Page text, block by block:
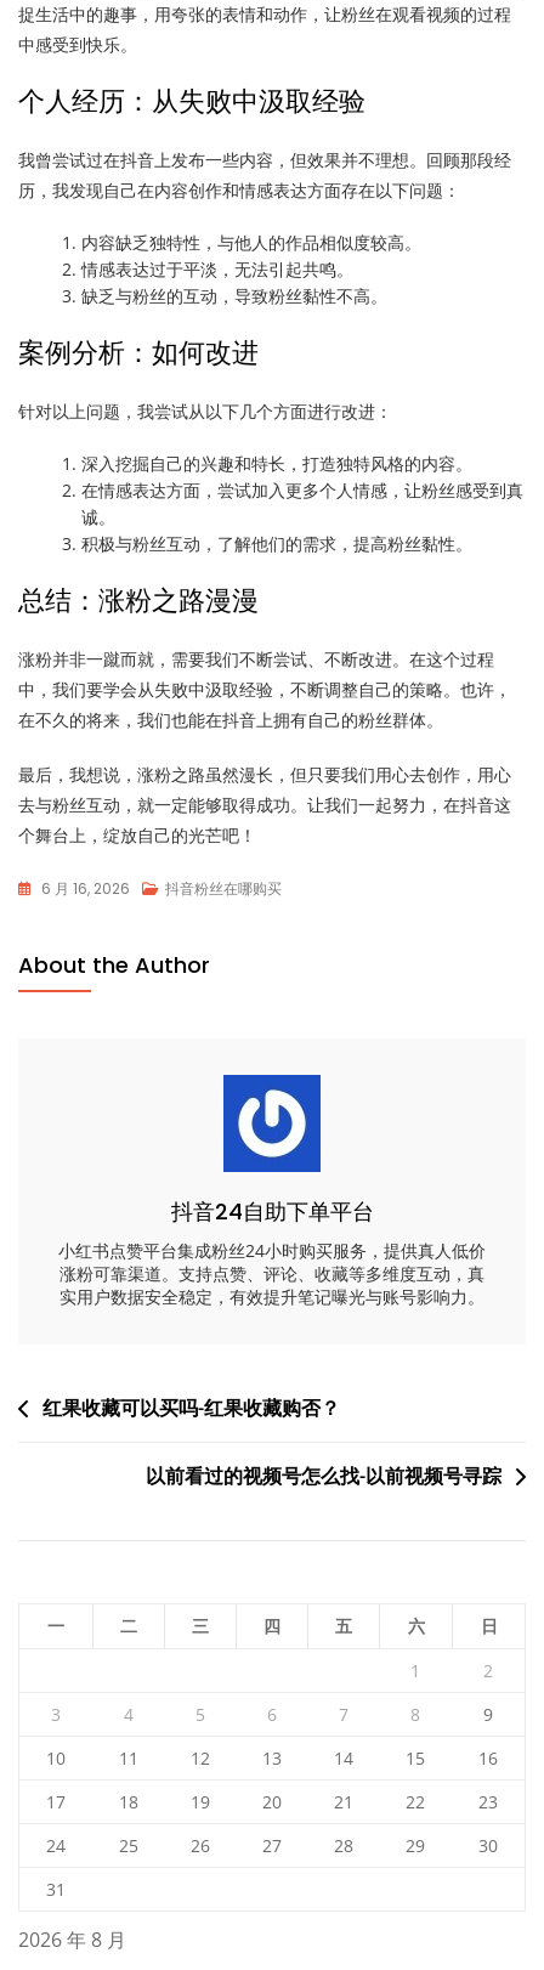
捉生活中的趣事，用夸张的表情和动作，让粉丝在观看视频的过程
中感受到快乐。
个人经历：从失败中汲取经验
我曾尝试过在抖音上发布一些内容，但效果并不理想。回顾那段经
历，我发现自己在内容创作和情感表达方面存在以下问题：
内容缺乏独特性，与他人的作品相似度较高。
情感表达过于平淡，无法引起共鸣。
缺乏与粉丝的互动，导致粉丝黏性不高。
案例分析：如何改进
针对以上问题，我尝试从以下几个方面进行改进：
深入挖掘自己的兴趣和特长，打造独特风格的内容。
在情感表达方面，尝试加入更多个人情感，让粉丝感受到真
诚。
积极与粉丝互动，了解他们的需求，提高粉丝黏性。
总结：涨粉之路漫漫
涨粉并非一蹴而就，需要我们不断尝试、不断改进。在这个过程
中，我们要学会从失败中汲取经验，不断调整自己的策略。也许，
在不久的将来，我们也能在抖音上拥有自己的粉丝群体。
最后，我想说，涨粉之路虽然漫长，但只要我们用心去创作，用心
去与粉丝互动，就一定能够取得成功。让我们一起努力，在抖音这
个舞台上，绽放自己的光芒吧！
6 月 16, 2026 抖音粉丝在哪购买
About the Author
抖音24自助下单平台
小红书点赞平台集成粉丝24小时购买服务，提供真人低价
涨粉可靠渠道。支持点赞、评论、收藏等多维度互动，真
实用户数据安全稳定，有效提升笔记曝光与账号影响力。
文红果收藏可以买吗-红果收藏购否？
以前看过的视频号怎么找-以前视频号寻踪
2026 年 8 月
一 二 三 四 五 六
日
1
2
3
4 5 6 7 8
9
10
11 12 13 14 15
16
17
18 19 20 21 22
23
24
25 26 27 28 29
30
31